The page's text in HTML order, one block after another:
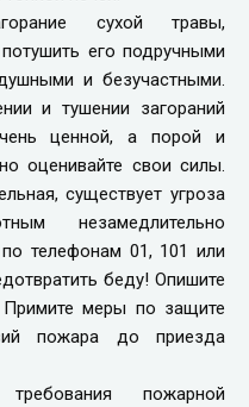
сухой травы,
его подручными
и безучастными.
и тушении загораний
ценной, а порой и
оценивайте свои силы.
существует угроза
незамедлительно
телефонам 01, 101 или
беду! Опишите
Примите меры по защите
пожара до приезда
пожарной